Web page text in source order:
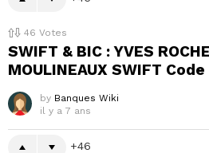
46 Votes
SWIFT & BIC : YVES
MOULINEAUX SWIFT Code
by Banques Wiki
il y a 7 ans
46